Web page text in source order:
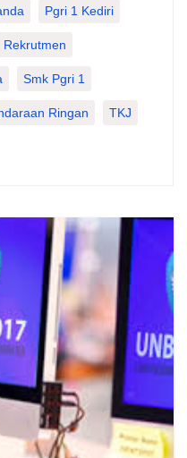
Pgri 1 Kediri
Rekrutmen
Smk Pgri 1
Ringan TKJ